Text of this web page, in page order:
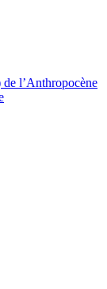
l’Anthropocène